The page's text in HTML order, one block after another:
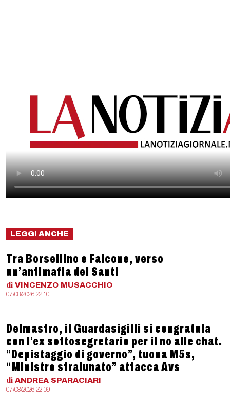
LEGGI ANCHE
Tra Borsellino e Falcone, verso
un’antimafia dei Santi
di VINCENZO MUSACCHIO
07/08/2026 22:10
Delmastro, il Guardasigilli si congratula
con l’ex sottosegretario per il no alle chat.
“Depistaggio di governo”, tuona M5s,
“Ministro stralunato” attacca Avs
di ANDREA SPARACIARI
07/08/2026 22:09